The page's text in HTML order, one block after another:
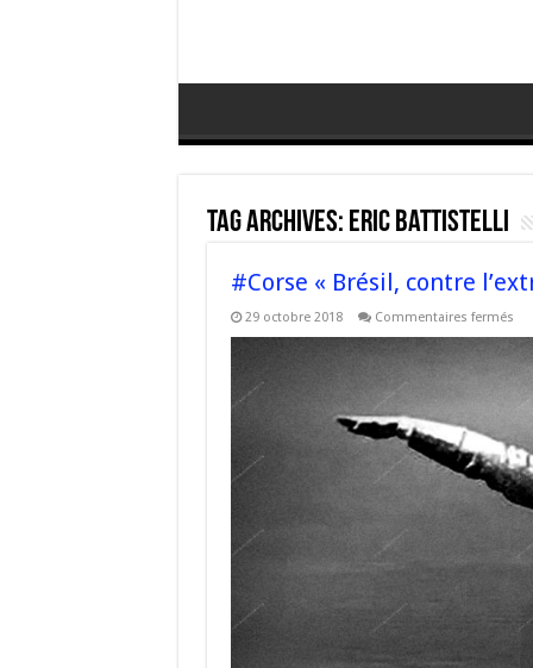
Tag Archives: Eric battistelli
#Corse « Brésil, contre
29 octobre 2018 Commentaires ferméssur
«